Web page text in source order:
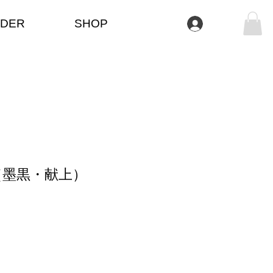
SHOP Se connecter
黒・献上）